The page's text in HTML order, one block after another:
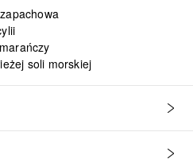
soli morskiej